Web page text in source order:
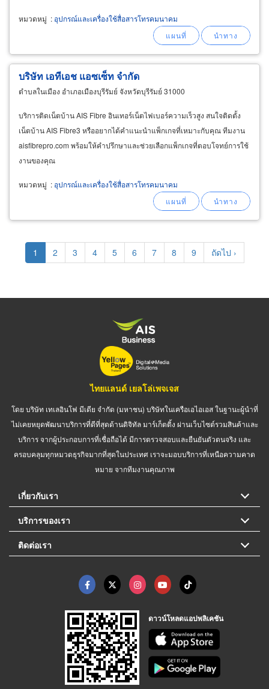
หมวดหมู่ : อุปกรณ์และเครื่องใช้สื่อสารโทรคมนาคม
บริษัท เอทีเอช แอซเซ็ท จำกัด
ตำบลในเมือง อำเภอเมืองบุรีรัมย์ จังหวัดบุรีรัมย์ 31000
บริการติดเน็ตบ้าน AIS Fibre อินเทอร์เน็ตไฟเบอร์ความเร็วสูง สนใจติดตั้ง
เน็ตบ้าน AIS Fibre3 หรืออยากได้คำแนะนำแพ็กเกจที่เหมาะกับคุณ ทีมงาน
aisfibrepro.com พร้อมให้คำปรึกษาและช่วยเลือกแพ็กเกจที่ตอบโจทย์การใช้
งานของคุณ
หมวดหมู่ : อุปกรณ์และเครื่องใช้สื่อสารโทรคมนาคม
Pagination
Current
page
1 Page
2 Page
3 Page
4 Page
5 Page
6 Page
7 Page
8 Page
9
Next
page
ถัดไป ›
ไทยแลนด์ เยลโล่เพจเจส
โดย บริษัท เทเลอินโฟ มีเดีย จำกัด (มหาชน) บริษัทในเครือเอไอเอส ในฐานะผู้นำที่
ไม่เคยหยุดพัฒนาบริการที่ดีที่สุดด้านดิจิทัล มาร์เก็ตติ้ง ผ่านเว็บไซต์รวมสินค้าและ
บริการ จากผู้ประกอบการที่เชื่อถือได้ มีการตรวจสอบและยืนยันตัวตนจริง และ
ครอบคลุมทุกหมวดธุรกิจมากที่สุดในประเทศ เราจะมอบบริการที่เหนือความคาด
หมาย จากทีมงานคุณภาพ
เกี่ยวกับเรา
บริการของเรา
ติดต่อเรา
ดาวน์โหลดแอปพลิเคชัน